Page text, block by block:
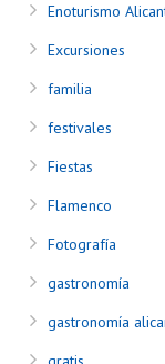
Enoturismo
Excursiones
familia
festivales
Fiestas
Flamenco
Fotografía
gastronomía
gastronomía